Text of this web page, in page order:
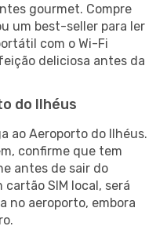
gourmet. Compre
um best-seller para ler
com o Wi-Fi
deliciosa antes da
do Ilhéus
ao Aeroporto do Ilhéus.
confirme que tem
antes de sair do
SIM local, será
no aeroporto, embora